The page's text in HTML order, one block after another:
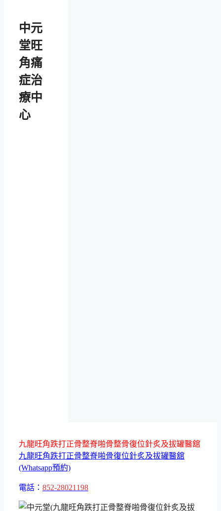
中元
堂旺
角痛
症治
療中
心
九龍旺角跌打正骨整脊啪骨整骨復位針炙及拔罐醫舘
九龍旺角跌打正骨整脊啪骨復位針炙及拔罐醫舘
(Whatsapp預約)
電話： 852-28021198